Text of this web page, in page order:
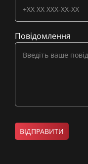
Повідомлення
ВІДПРАВИТИ